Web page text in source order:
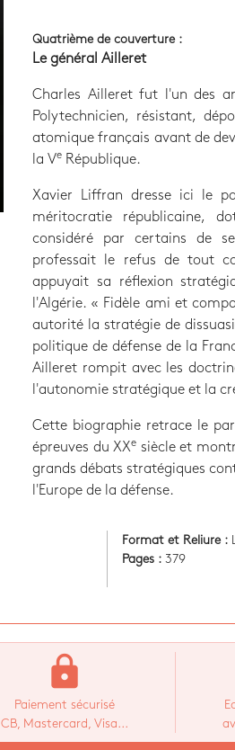
Quatrième de couverture :
Le général Ailleret
Charles Ailleret fut l'un des
Polytechnicien, résistant,
atomique français avant de
la Ve République.
Xavier Liffran dresse ici le
méritocratie républicaine,
considéré par certains de
professait le refus de tout
appuyait sa réflexion
l'Algérie. « Fidèle ami et
autorité la stratégie de
politique de défense de la
Ailleret rompit avec les
l'autonomie stratégique et la
Cette biographie retrace le
épreuves du XXe siècle et
grands débats stratégiques
l'Europe de la défense.
Format et Reliure :
Pages : 379
lock
Paiement sécurisé
CB, Mastercard, Visa...